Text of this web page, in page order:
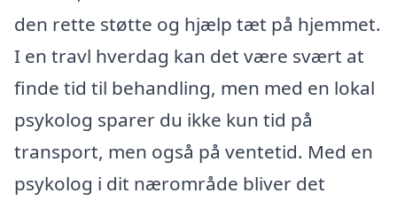
den rette støtte og hjælp tæt på hjemmet.
I en travl hverdag kan det være svært at
finde tid til behandling, men med en lokal
psykolog sparer du ikke kun tid på
transport, men også på ventetid. Med en
psykolog i dit nærområde bliver det